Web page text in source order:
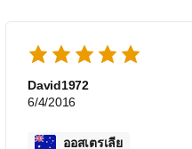
David1972
6/4/2016
ออสเตรเลีย